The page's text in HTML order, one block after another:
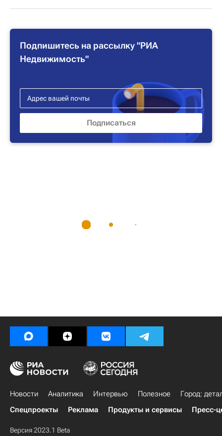
Подпишитесь на рассылку "РИА
Недвижимость"
Новости Аналитика Интервью Полезное
Город:
Спецпроекты
Реклама Продукты и сервисы Пресс-
Версия 2023.1 Beta